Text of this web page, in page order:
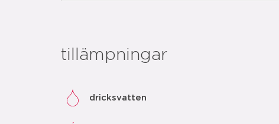
tillämpningar
dricksvatten